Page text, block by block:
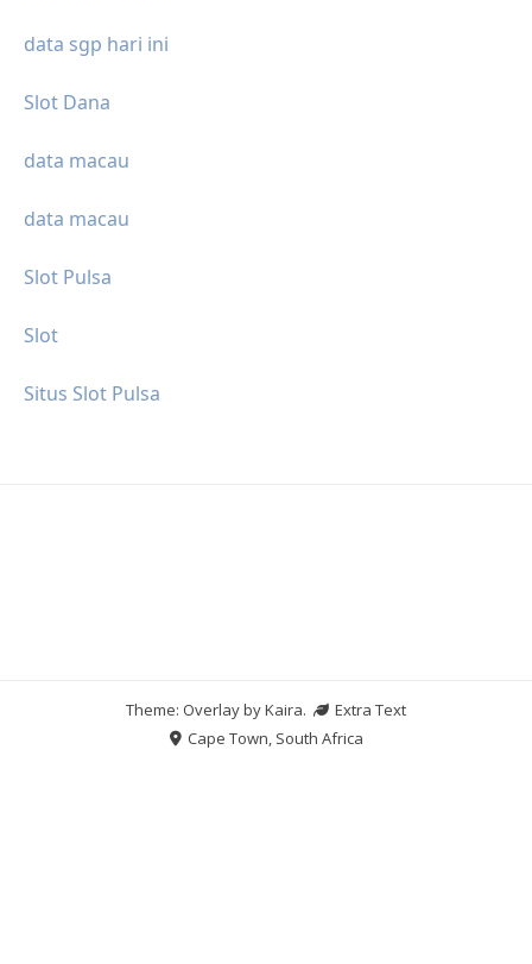
data sgp hari ini
Slot Dana
data macau
data macau
Slot Pulsa
Slot
Situs Slot Pulsa
Theme: Overlay byKaira.
Extra Text
Cape Town, South Africa